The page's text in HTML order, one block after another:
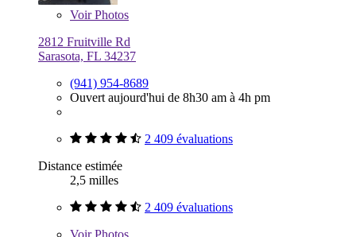
VoirPhotos
2812 Fruitville Rd
Sarasota, FL 34237
(941) 954-8689
Ouvert aujourd'hui de 8h30 am à 4h pm
2 409 évaluations
Distance estimée
2,5 milles
2 409 évaluations
VoirPhotos